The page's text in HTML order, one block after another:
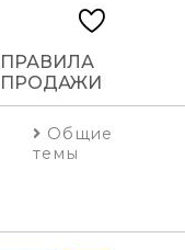
ПРАВИЛА
ПРОДАЖИ
Общие
темы